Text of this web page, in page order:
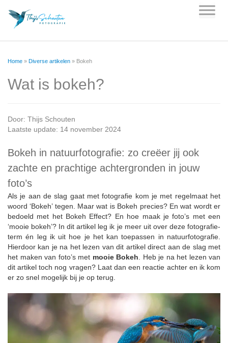
Home » Diverse artikelen » Bokeh
Wat is bokeh?
Door: Thijs Schouten
Laatste update: 14 november 2024
Bokeh in natuurfotografie: zo creëer jij ook
zachte en prachtige achtergronden in jouw
foto’s
Als je aan de slag gaat met fotografie kom je met regelmaat het
woord ‘Bokeh’ tegen. Maar wat is Bokeh precies? En wat wordt er
bedoeld met het Bokeh Effect? En hoe maak je foto’s met een
‘mooie bokeh’? In dit artikel leg ik je meer uit over deze fotografie-
term én leg ik uit hoe je het kan toepassen in natuurfotografie.
Hierdoor kan je na het lezen van dit artikel direct aan de slag met
het maken van foto’s met mooie Bokeh . Heb je na het lezen van
dit artikel toch nog vragen? Laat dan een reactie achter en ik kom
er zo snel mogelijk bij je op terug.